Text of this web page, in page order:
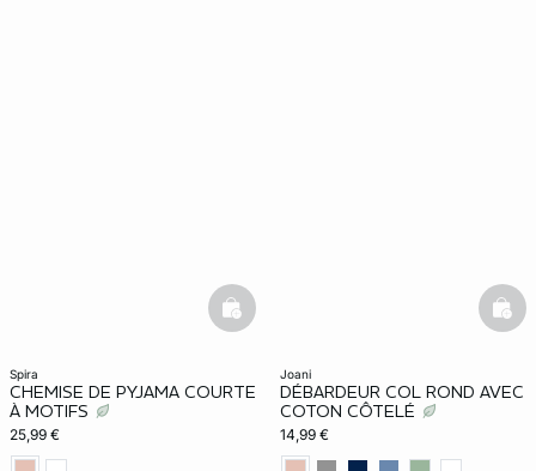
spira
CHEMISE DE PYJAMA COURTE
À MOTIFS
25,99 €
basketfull
joani
DÉBARDEUR COL ROND AVEC
COTON CÔTELÉ
14,99 €